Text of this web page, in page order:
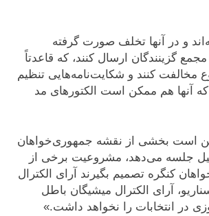
و در آنها تخلف صورت گرفته
گزینندگان ارسال کنند، که قاعدتاً
مخالفت کنند و شکایت‌نامه‌هایی تنظیم
آنها هم ممکن است الکتورهای مد
است بخشی از نقشه جمهوری‌خواهان
الکتورها تشکیل جلسه می‌دهد، مشروعیت برخی از
کنگره تصمیم بگیرند آرای الکترال
آرای الکترال میشیگان باطل